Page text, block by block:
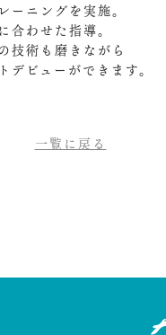
ニングを実施。
わせた指導。
技術も磨きながら
ビューができます。
一覧に戻る